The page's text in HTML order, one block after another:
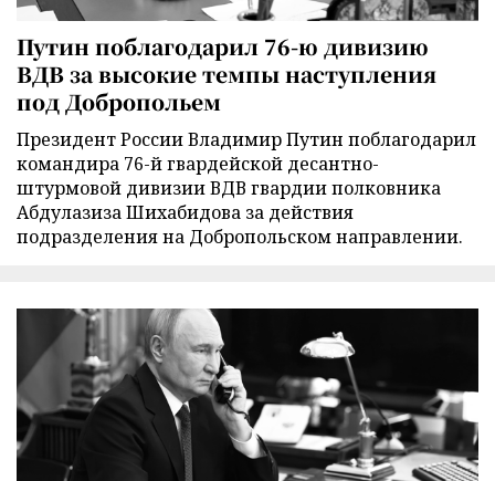
Путин поблагодарил 76-ю дивизию
ВДВ за высокие темпы наступления
под Добропольем
Президент России Владимир Путин поблагодарил
командира 76-й гвардейской десантно-
штурмовой дивизии ВДВ гвардии полковника
Абдулазиза Шихабидова за действия
подразделения на Добропольском направлении.